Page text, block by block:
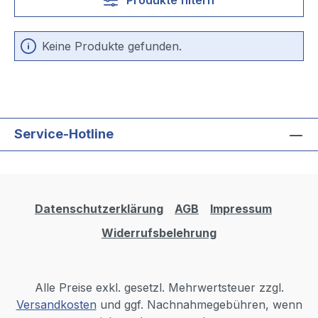
Keine Produkte gefunden.
Service-Hotline
Datenschutzerklärung AGB
Impressum
Widerrufsbelehrung
Alle Preise exkl. gesetzl. Mehrwertsteuer zzgl.
Versandkosten und ggf. Nachnahmegebühren, wenn